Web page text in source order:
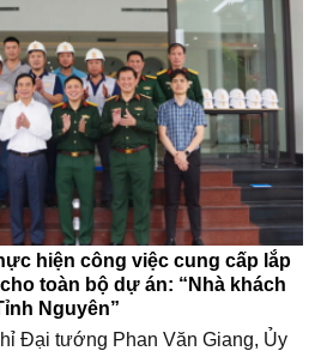
hiện công việc cung cấp lắp
toàn bộ dự án: “Nhà khách
Nguyên”
Đại tướng Phan Văn Giang, Ủy